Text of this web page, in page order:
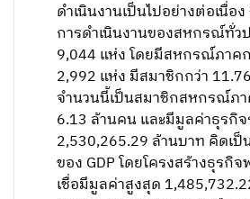
ดำเนินงานเป็นไปอย่างต่อเนื่อ
การดำเนินงานของสหกรณ์ทั่ว
9,044 แห่ง โดยมีสหกรณ์ภาค
2,992 แห่ง มีสมาชิกกว่า
จำนวนนี้เป็นสมาชิกสหกรณ์ภ
6.13 ล้านคน และมีมูลค่าธุรกิจ
2,530,265.29 ล้านบาท คิดเป็
ของ GDP โดยโครงสร้างธุรกิ
เชื่อมีมูลค่าสูงสุด